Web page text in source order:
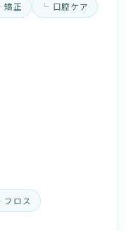
矯正 口腔ケア
フロス